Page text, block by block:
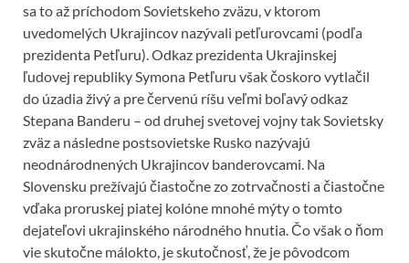
sa to až príchodom Sovietskeho zväzu, v ktorom
uvedomelých Ukrajincov nazývali petľurovcami (podľa
prezidenta Petľuru). Odkaz prezidenta Ukrajinskej
ľudovej republiky Symona Petľuru však čoskoro vytlačil
do úzadia živý a pre červenú ríšu veľmi boľavý odkaz
Stepana Banderu – od druhej svetovej vojny tak Sovietsky
zväz a následne postsovietske Rusko nazývajú
neodnárodnených Ukrajincov banderovcami. Na
Slovensku prežívajú čiastočne zo zotrvačnosti a čiastočne
vďaka proruskej piatej kolóne mnohé mýty o tomto
dejateľovi ukrajinského národného hnutia. Čo však o ňom
vie skutočne málokto, je skutočnosť, že je pôvodcom